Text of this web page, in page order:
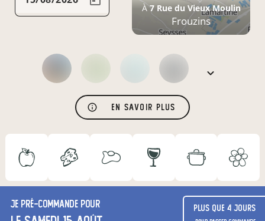
En savoir plus
À7 Rue du Vieux Moulin
Frouzins
Je pré-commande pour Plus que 4 jours